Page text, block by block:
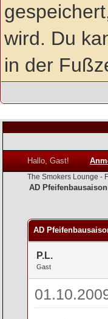
wird. Du
in der
Hallo, Gast!
The Smokers Lounge -
AD
AD
P.L.
Gast